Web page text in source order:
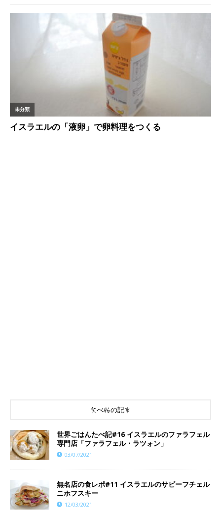
食べ物の記事
世界ごはんたべ記#16 イスラエルのファラフェル
専門店「ファラフェル・ラツォン」
03/07/2021
無名店の食レポ#11 イスラエルのサビーフチェル
ニホフスキー
12/03/2021